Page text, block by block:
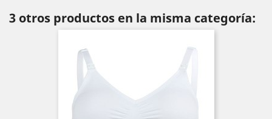
3 otros productos en la misma categoría: